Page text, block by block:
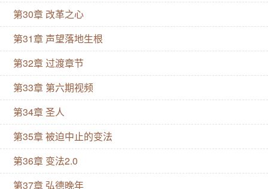
第30章 改革之心
第31章 声望落地生根
第32章 过渡章节
第33章 第六期视频
第34章 圣人
第35章 被迫中止的变法
第36章 变法2.0
第37章 弘德晚年